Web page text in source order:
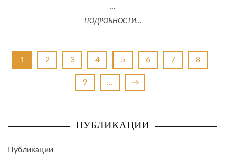
...
ПОДРОБНОСТИ…
1 2 3 4 5 6 7 8
9 ... →
ПУБЛИКАЦИИ
Публикации